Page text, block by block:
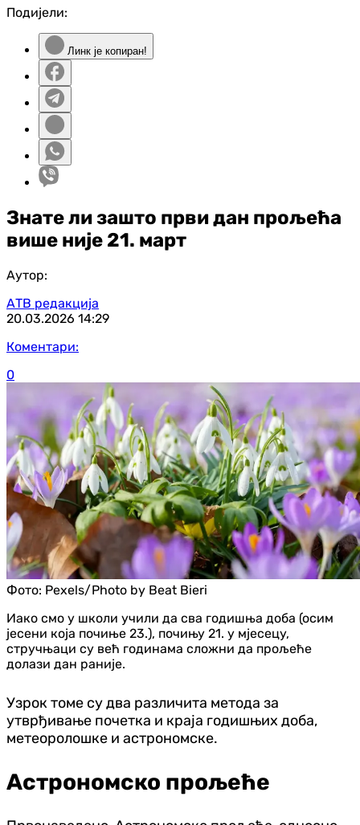
Подијели:
Линк је копиран!
Знате ли зашто први дан прољећа
више није 21. март
Аутор:
АТВ редакција
20.03.2026 14:29
Коментари:
0
Фото: Pexels/Photo by Beat Bieri
Иако смо у школи учили да сва годишња доба (осим
јесени која почиње 23.), почињу 21. у мјесецу,
стручњаци су већ годинама сложни да прољеће
долази дан раније.
Узрок томе су два различита метода за
утврђивање почетка и краја годишњих доба,
метеоролошке и астрономске.
Астрономско прољеће